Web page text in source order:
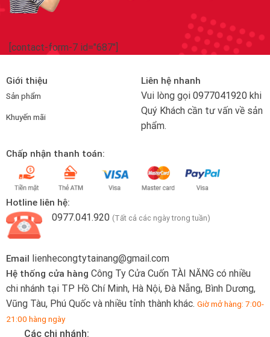
[contact-form-7 id="687"]
Giới thiệu
Sản phẩm
Khuyến mãi
Liên hệ nhanh
Vui lòng gọi 0977041920khi
Quý Khách cần tư vấn về sản
phẩm.
Chấp nhận thanh toán:
Hotline liên hệ:
0977.041.920 (Tất cả các ngày trong tuần)
Email lienhecongtytainang@gmail.com
Hệ thống cửa hàng Công Ty Cửa Cuốn TÀI NĂNG có nhiều
chi nhánh tại TP Hồ Chí Minh, Hà Nội, Đà Nẵng, Bình Dương,
Vũng Tàu, Phú Quốc và nhiều tỉnh thành khác. Giờ mở hàng: 7:00-
21:00 hàng ngày
Các chi nhánh: